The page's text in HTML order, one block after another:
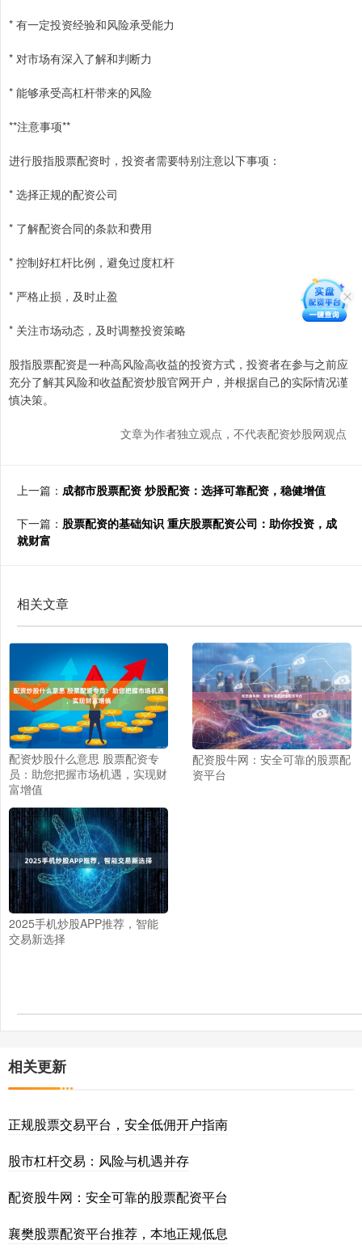
* 有一定投资经验和风险承受能力
* 对市场有深入了解和判断力
* 能够承受高杠杆带来的风险
**注意事项**
进行股指股票配资时，投资者需要特别注意以下事项：
* 选择正规的配资公司
* 了解配资合同的条款和费用
* 控制好杠杆比例，避免过度杠杆
* 严格止损，及时止盈
* 关注市场动态，及时调整投资策略
股指股票配资是一种高风险高收益的投资方式，投资者在参与之前应
充分了解其风险和收益配资炒股官网开户，并根据自己的实际情况谨
慎决策。
文章为作者独立观点，不代表配资炒股网观点
上一篇： 成都市股票配资 炒股配资：选择可靠配资，稳健增值
下一篇： 股票配资的基础知识 重庆股票配资公司：助你投资，成
就财富
相关文章
配资炒股什么意思 股票配资专
员：助您把握市场机遇，实现财
富增值
配资股牛网：安全可靠的股票配
资平台
2025手机炒股APP推荐，智能
交易新选择
相关更新
正规股票交易平台，安全低佣开户指南
股市杠杆交易：风险与机遇并存
配资股牛网：安全可靠的股票配资平台
襄樊股票配资平台推荐，本地正规低息